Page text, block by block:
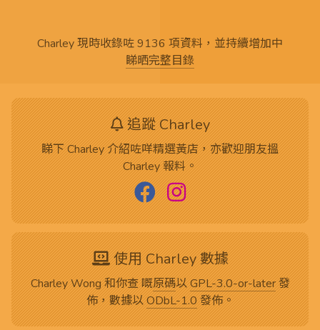
Charley 現時收錄咗 9136 項資料，並持續增加中
睇晒完整目錄
追蹤 Charley
睇下 Charley 介紹咗咩精選黃店，亦歡迎朋友搵
Charley 報料。
使用 Charley 數據
Charley Wong 和你查 嘅原碼以GPL-3.0-or-later發
佈，數據以ODbL-1.0發佈。